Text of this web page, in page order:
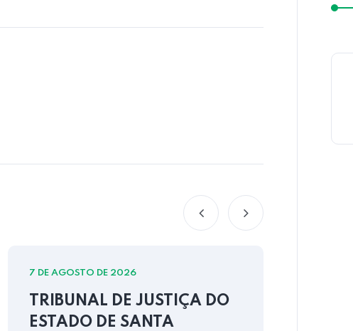
7 DE AGOSTO DE 2026
TRIBUNAL DE JUSTIÇA DO
ESTADO DE SANTA